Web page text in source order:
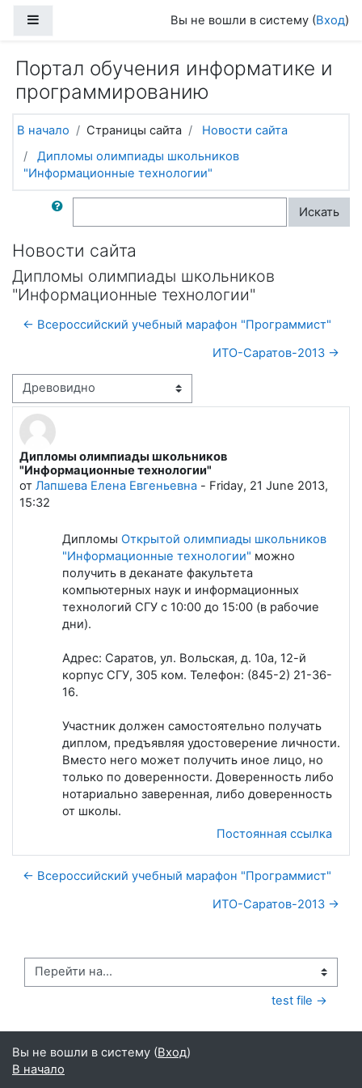
Вы не вошли в систему (Вход)
Портал обучения информатике и
программированию
В начало Страницы сайта
Новости сайта
Дипломы олимпиады школьников
"Информационные технологии"
Поиск по форумам Искать
Новости сайта
Дипломы олимпиады школьников
"Информационные технологии"
← Всероссийский учебный марафон "Программист"
ИТО-Саратов-2013 →
Режим отображения
Дипломы олимпиады школьников
"Информационные технологии"
от Лапшева Елена Евгеньевна - Friday, 21 June 2013,
15:32
Количество ответов: 0
Дипломы Открытой олимпиады школьников
"Информационные технологии" можно
получить в деканате факультета
компьютерных наук и информационных
технологий СГУ с 10:00 до 15:00 (в рабочие
дни).
Адрес: Саратов, ул. Вольская, д. 10а, 12-й
корпус СГУ, 305 ком. Телефон: (845-2) 21-36-
16.
Участник должен самостоятельно получать
диплом, предъявляя удостоверение личности.
Вместо него может получить иное лицо, но
только по доверенности. Доверенность либо
нотариально заверенная, либо доверенность
от школы.
Постоянная ссылка
← Всероссийский учебный марафон "Программист"
ИТО-Саратов-2013 →
Перейти на...
test file →
Вы не вошли в систему (Вход)
В начало